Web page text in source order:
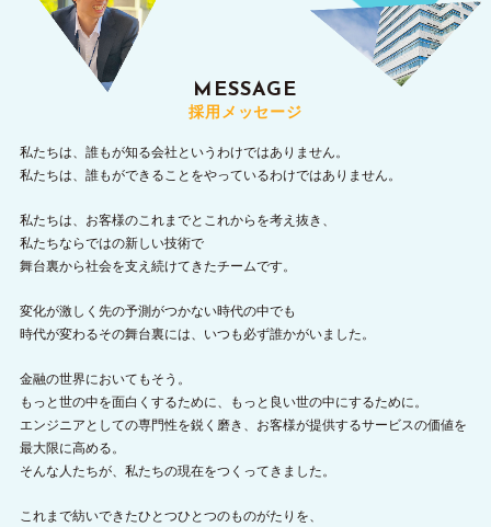
MESSAGE
採用メッセージ
私たちは、誰もが知る会社というわけではありません。
私たちは、誰もができることをやっているわけではありません。
私たちは、お客様のこれまでとこれからを考え抜き、
私たちならではの新しい技術で
舞台裏から社会を支え続けてきたチームです。
変化が激しく先の予測がつかない時代の中でも
時代が変わるその舞台裏には、いつも必ず誰かがいました。
金融の世界においてもそう。
もっと世の中を面白くするために、もっと良い世の中にするために。
エンジニアとしての専門性を鋭く磨き、お客様が提供するサービスの価値を
最大限に高める。
そんな人たちが、私たちの現在をつくってきました。
これまで紡いできたひとつひとつのものがたりを、